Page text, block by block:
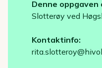
Denne oppgaven
Slotterøy ved
Kontaktinfo: